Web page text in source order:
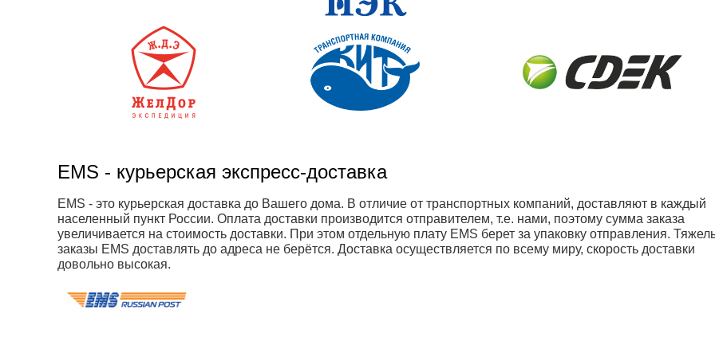
EMS - курьерская экспресс-доставка
EMS - это курьерская доставка до Вашего дома. В отличие от транспортных компаний, доставляют в каждый
населенный пункт России. Оплата доставки производится отправителем, т.е. нами, поэтому сумма заказа
увеличивается на стоимость доставки. При этом отдельную плату EMS берет за упаковку отправления.
заказы EMS доставлять до адреса не берётся. Доставка осуществляется по всему миру, скорость доставки
довольно высокая.